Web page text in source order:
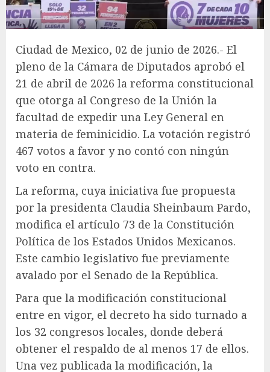
Ciudad de Mexico, 02 de junio de 2026.- El
pleno de la Cámara de Diputados aprobó el
21 de abril de 2026 la reforma constitucional
que otorga al Congreso de la Unión la
facultad de expedir una Ley General en
materia de feminicidio. La votación registró
467 votos a favor y no contó con ningún
voto en contra.
La reforma, cuya iniciativa fue propuesta
por la presidenta Claudia Sheinbaum Pardo,
modifica el artículo 73 de la Constitución
Política de los Estados Unidos Mexicanos.
Este cambio legislativo fue previamente
avalado por el Senado de la República.
Para que la modificación constitucional
entre en vigor, el decreto ha sido turnado a
los 32 congresos locales, donde deberá
obtener el respaldo de al menos 17 de ellos.
Una vez publicada la modificación, la